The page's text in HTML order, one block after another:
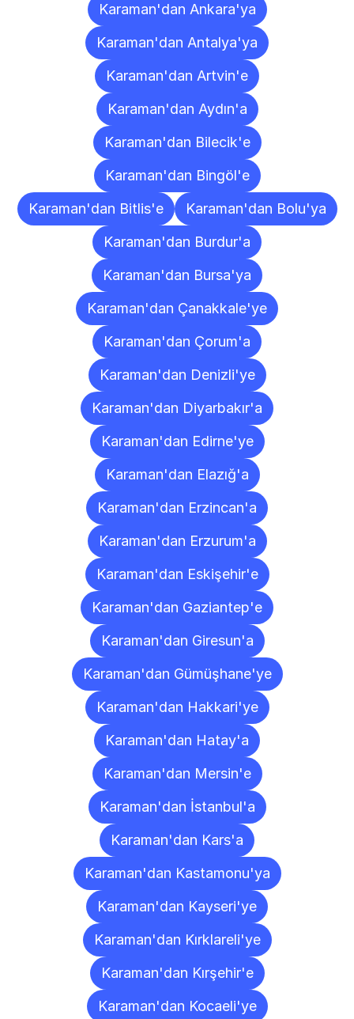
Karaman'dan Ankara'ya
Karaman'dan Antalya'ya
Karaman'dan Artvin'e
Karaman'dan Aydın'a
Karaman'dan Bilecik'e
Karaman'dan Bingöl'e
Karaman'dan Bitlis'e
Karaman'dan Bolu'ya
Karaman'dan Burdur'a
Karaman'dan Bursa'ya
Karaman'dan Çanakkale'ye
Karaman'dan Çorum'a
Karaman'dan Denizli'ye
Karaman'dan Diyarbakır'a
Karaman'dan Edirne'ye
Karaman'dan Elazığ'a
Karaman'dan Erzincan'a
Karaman'dan Erzurum'a
Karaman'dan Eskişehir'e
Karaman'dan Gaziantep'e
Karaman'dan Giresun'a
Karaman'dan Gümüşhane'ye
Karaman'dan Hakkari'ye
Karaman'dan Hatay'a
Karaman'dan Mersin'e
Karaman'dan İstanbul'a
Karaman'dan Kars'a
Karaman'dan Kastamonu'ya
Karaman'dan Kayseri'ye
Karaman'dan Kırklareli'ye
Karaman'dan Kırşehir'e
Karaman'dan Kocaeli'ye